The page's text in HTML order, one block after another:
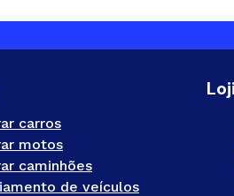
carros
motos
caminhões
de veículos